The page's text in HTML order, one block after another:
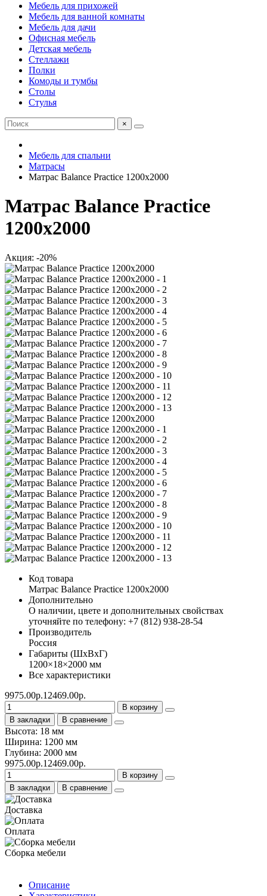
Мебель для прихожей
Мебель для ванной комнаты
Мебель для дачи
Офисная мебель
Детская мебель
Стеллажи
Полки
Комоды и тумбы
Столы
Стулья
×
Мебель для спальни
Матрасы
Матрас Balance Practice 1200х2000
Матрас Balance Practice
1200х2000
Акция: -20%
Код товара
Матрас Balance Practice 1200х2000
Дополнительно
О наличии, цвете и дополнительных свойствах
уточняйте по телефону: +7 (812) 938-28-54
Производитель
Россия
Габариты (ШхВхГ)
1200×18×2000 мм
Все характеристики
9975.00р.12469.00р.
В корзину
В закладки
В сравнение
Высота: 18 мм
Ширина: 1200 мм
Глубина: 2000 мм
9975.00р.12469.00р.
В корзину
В закладки
В сравнение
Доставка
Оплата
Сборка мебели
Описание